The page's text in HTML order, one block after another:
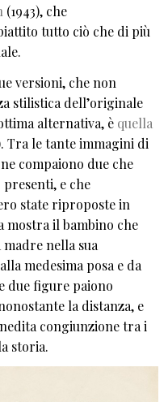
(1943), che
tutto ciò che di più
versioni, che non
stilistica dell’originale
alternativa, è quella
Tra le tante immagini di
compaiono due che
e che
state riproposte in
mostra il bambino che
nella sua
medesima posa e da
due figure paiono
la distanza, e
congiunzione tra i
storia.